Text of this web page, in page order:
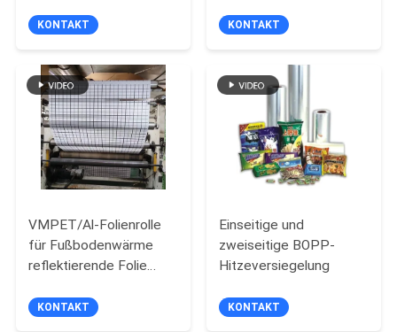
SITEMAP
DATENSCHUTZRICHTLINIE
Single Corona
KONTAKT KONTAKT
VMPET/Al-Folienrolle
für Fußbodenwärme
reflektierende Folie
Bauwesen
KONTAKT
Einseitige und
zweiseitige BOPP-
Hitzeversiegelung
KONTAKT